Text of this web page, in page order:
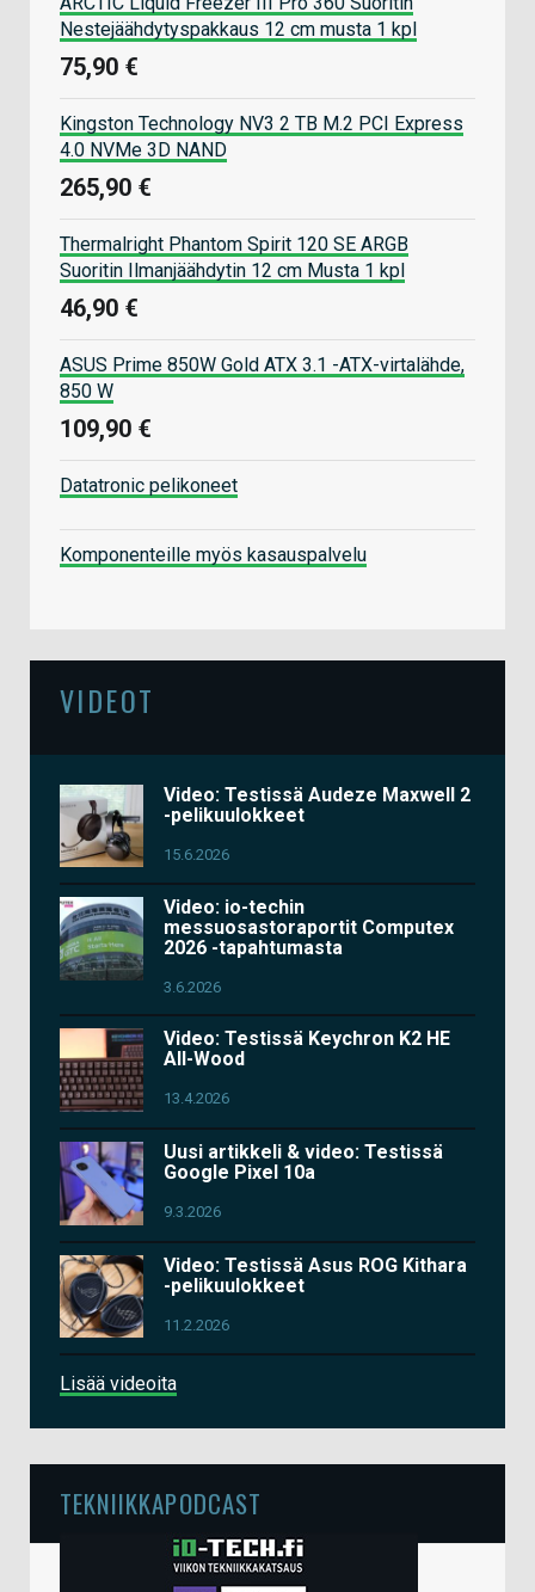
Nestejäähdytyspakkaus 12 cm musta 1 kpl
75,90 €
Kingston Technology NV3 2 TB M.2 PCI Express
4.0 NVMe 3D NAND
265,90 €
Thermalright Phantom Spirit 120 SE ARGB
Suoritin Ilmanjäähdytin 12 cm Musta 1 kpl
46,90 €
ASUS Prime 850W Gold ATX 3.1 -ATX-virtalähde,
850 W
109,90 €
Datatronic pelikoneet
Komponenteille myös kasauspalvelu
VIDEOT
Video: Testissä Audeze Maxwell 2
-pelikuulokkeet
15.6.2026
Video: io-techin
messuosastoraportit Computex
2026 -tapahtumasta
3.6.2026
Video: Testissä Keychron K2 HE
All-Wood
13.4.2026
Uusi artikkeli & video: Testissä
Google Pixel 10a
9.3.2026
Video: Testissä Asus ROG Kithara
-pelikuulokkeet
11.2.2026
Lisää videoita
TEKNIIKKAPODCAST